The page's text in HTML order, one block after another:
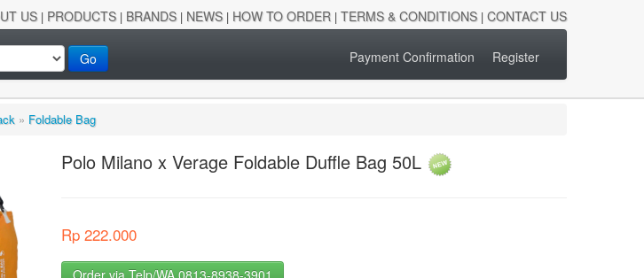
US| PRODUCTS| BRANDS| NEWS| HOW TO ORDER | TERMS & CONDITIONS| CONTACT US
Go Payment Confirmation Register
» Foldable Bag
Polo Milano x Verage Foldable Duffle Bag 50L
Rp 222.000
Order via Telp/WA 0813-8938-3901